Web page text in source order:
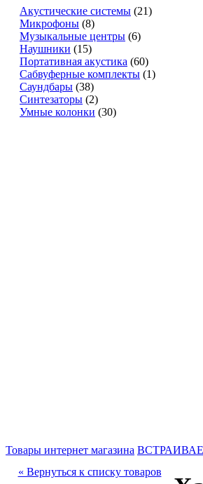
Акустические системы (21)
Микрофоны (8)
Музыкальные центры (6)
Наушники (15)
Портативная акустика (60)
Сабвуферные комплекты (1)
Саундбары (38)
Синтезаторы (2)
Умные колонки (30)
Товары интернет магазина
« Вернуться к списку товаров